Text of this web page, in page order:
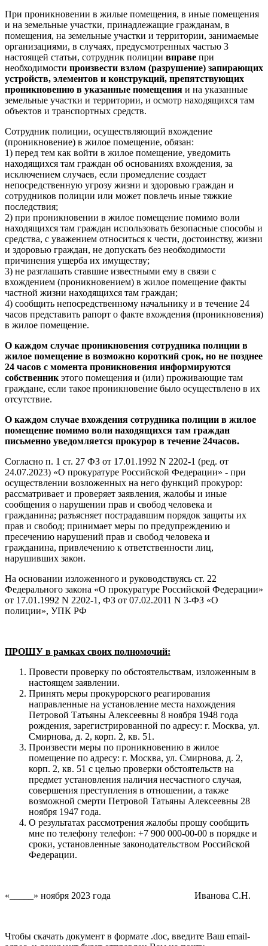
При проникновении в жилые помещения, в иные помещения
и на земельные участки, принадлежащие гражданам, в
помещения, на земельные участки и территории, занимаемые
организациями, в случаях, предусмотренных частью 3
настоящей статьи, сотрудник полиции вправе при
необходимости произвести взлом (разрушение) запирающих
устройств, элементов и конструкций, препятствующих
проникновению в указанные помещения и на указанные
земельные участки и территории, и осмотр находящихся там
объектов и транспортных средств.
Сотрудник полиции, осуществляющий вхождение
(проникновение) в жилое помещение, обязан:
1) перед тем как войти в жилое помещение, уведомить
находящихся там граждан об основаниях вхождения, за
исключением случаев, если промедление создает
непосредственную угрозу жизни и здоровью граждан и
сотрудников полиции или может повлечь иные тяжкие
последствия;
2) при проникновении в жилое помещение помимо воли
находящихся там граждан использовать безопасные способы и
средства, с уважением относиться к чести, достоинству, жизни
и здоровью граждан, не допускать без необходимости
причинения ущерба их имуществу;
3) не разглашать ставшие известными ему в связи с
вхождением (проникновением) в жилое помещение факты
частной жизни находящихся там граждан;
4) сообщить непосредственному начальнику и в течение 24
часов представить рапорт о факте вхождения (проникновения)
в жилое помещение.
О каждом случае проникновения сотрудника полиции в
жилое помещение в возможно короткий срок, но не позднее
24 часов с момента проникновения информируются
собственник этого помещения и (или) проживающие там
граждане, если такое проникновение было осуществлено в их
отсутствие.
О каждом случае вхождения сотрудника полиции в жилое
помещение помимо воли находящихся там граждан
письменно уведомляется прокурор в течение 24часов.
Согласно п. 1 ст. 27 ФЗ от 17.01.1992 N 2202-1 (ред. от
24.07.2023) «О прокуратуре Российской Федерации» - при
осуществлении возложенных на него функций прокурор:
рассматривает и проверяет заявления, жалобы и иные
сообщения о нарушении прав и свобод человека и
гражданина; разъясняет пострадавшим порядок защиты их
прав и свобод; принимает меры по предупреждению и
пресечению нарушений прав и свобод человека и
гражданина, привлечению к ответственности лиц,
нарушивших закон.
На основании изложенного и руководствуясь ст. 22
Федерального закона «О прокуратуре Российской Федерации»
от 17.01.1992 N 2202-1, ФЗ от 07.02.2011 N 3-ФЗ «О
полиции», УПК РФ
ПРОШУ в рамках своих полномочий:
Провести проверку по обстоятельствам, изложенным в
настоящем заявлении.
Принять меры прокурорского реагирования
направленные на установление места нахождения
Петровой Татьяны Алексеевны 8 ноября 1948 года
рождения, зарегистрированной по адресу: г. Москва, ул.
Смирнова, д. 2, корп. 2, кв. 51.
Произвести меры по проникновению в жилое
помещение по адресу: г. Москва, ул. Смирнова, д. 2,
корп. 2, кв. 51 с целью проверки обстоятельств на
предмет установления наличия несчастного случая,
совершения преступления в отношении, а также
возможной смерти Петровой Татьяны Алексеевны 28
ноября 1947 года.
О результатах рассмотрения жалобы прошу сообщить
мне по телефону телефон: +7 900 000-00-00 в порядке и
сроки, установленные законодательством Российской
Федерации.
«_____» ноября 2023 года Иванова С.Н.
Чтобы скачать документ в формате .doc, введите Ваш email-